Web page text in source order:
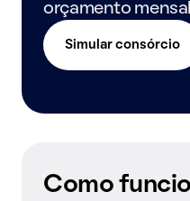
orçamento mensal
Simular consórcio
Como